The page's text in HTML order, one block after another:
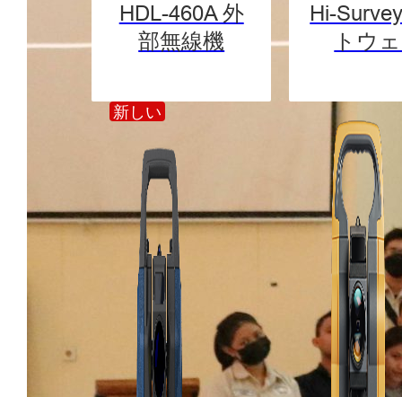
HDL-460A 外
部無線機
Hi-
トウ
新しい